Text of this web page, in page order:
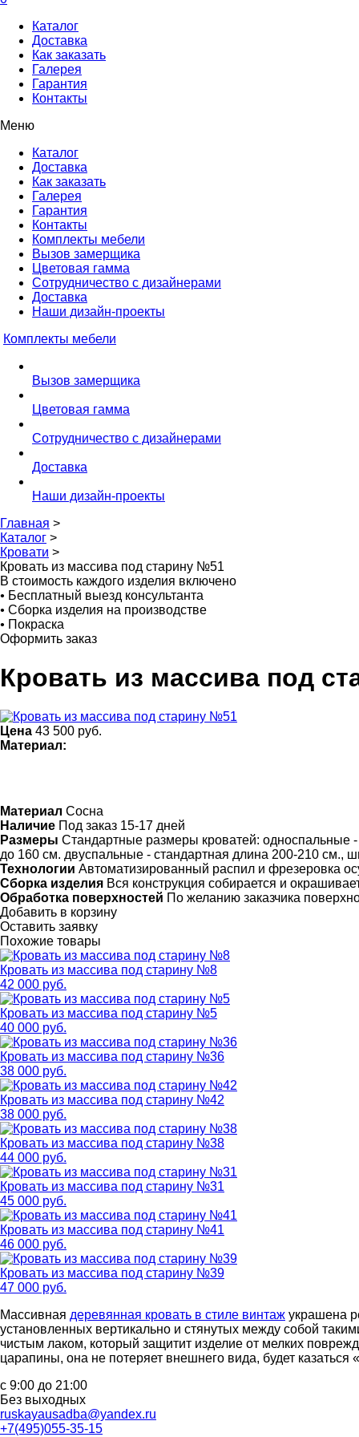
Каталог
Доставка
Как заказать
Галерея
Гарантия
Контакты
Меню
Каталог
Доставка
Как заказать
Галерея
Гарантия
Контакты
Комплекты мебели
Вызов замерщика
Цветовая гамма
Сотрудничество с дизайнерами
Доставка
Наши дизайн-проекты
Комплекты мебели
Вызов замерщика
Цветовая гамма
Сотрудничество с дизайнерами
Доставка
Наши дизайн-проекты
Главная >
Каталог >
Кровати >
Кровать из массива под старину №51
В стоимость каждого изделия включено
• Бесплатный выезд консультанта
• Сборка изделия на производстве
• Покраска
Оформить заказ
Кровать из массива под
Цена 43 500 руб.
Материал:
Материал Сосна
Наличие Под заказ 15-17 дней
Размеры Стандартные размеры кроватей: односпальные
до 160 см. двуспальные - стандартная длина 200-210 см.,
Технологии Автоматизированный распил и фрезеровка
Сборка изделия Вся конструкция собирается и
Обработка поверхностей По желанию заказчика
Добавить в корзину
Оставить заявку
Похожие товары
Кровать из массива под старину №8
42 000 руб.
Кровать из массива под старину №5
40 000 руб.
Кровать из массива под старину №36
38 000 руб.
Кровать из массива под старину №42
38 000 руб.
Кровать из массива под старину №38
44 000 руб.
Кровать из массива под старину №31
45 000 руб.
Кровать из массива под старину №41
46 000 руб.
Кровать из массива под старину №39
47 000 руб.
Массивная деревянная кровать в стиле винтаж украшена
установленных вертикально и стянутых между собой
чистым лаком, который защитит изделие от мелких
царапины, она не потеряет внешнего вида, будет
с 9:00 до 21:00
Без выходных
ruskayausadba@yandex.ru
+7(495)055-35-15